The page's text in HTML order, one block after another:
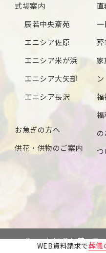
WEB資料請求で葬儀
2024年4月
2024年3月
2024年1月
2023年12月
2023年8月
2023年7月
式場案内
辰若中央斎苑
エニシア佐原
エニシア米が浜
エニシア大矢部
エニシア長沢
お急ぎの方へ
供花・供物のご案内
葬
ン
福
福
Copyright © 辰若・エ